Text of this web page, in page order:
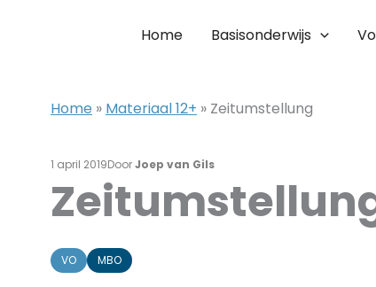
Home Basisonderwijs
Home » Materiaal 12+ » Zeitumstellung
1 april 2019DoorJoep van Gils
VO MBO